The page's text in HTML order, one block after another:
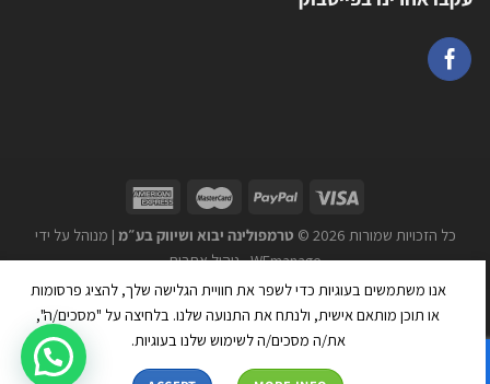
כל הזכויות שמורות 2026 © טרמפולינה יבוא ושיווק בע״מ| מנוהל על ידי
WEmanage - ניהול אתרים
אנו משתמשים בעוגיות כדי לשפר את חוויית הגלישה שלך, להציג פרסומות
או תוכן מותאם אישית, ולנתח את התנועה שלנו. בלחיצה על "מסכים/ה",
את/ה מסכים/ה לשימוש שלנו בעוגיות.